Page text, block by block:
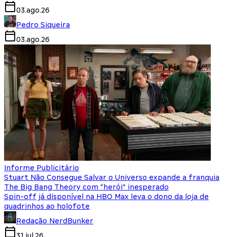
03.ago.26
Pedro Siqueira
03.ago.26
Informe Publicitário
Stuart Não Consegue Salvar o Universo expande a franquia
The Big Bang Theory com “herói” inesperado
Spin-off já disponível na HBO Max leva o dono da loja de
quadrinhos ao holofote
Redação NerdBunker